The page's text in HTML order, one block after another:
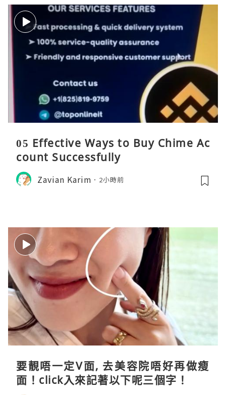
05 Effective Ways to Buy Chime Ac
count Successfully
Zavian Karim 2小時前
要靚唔一定V面, 去美容院唔好再做瘦
面！click入來記著以下呢三個字！